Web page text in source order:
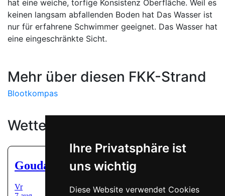
Ihre Privatsphäre ist
uns wichtig
Diese Website verwendet Cookies
hat eine weiche, torfige Konsistenz Oberfläche. Weil es
keinen langsam abfallenden Boden hat Das Wasser ist
nur für erfahrene Schwimmer geeignet. Das Wasser hat
eine eingeschränkte Sicht.
Mehr über diesen FKK-Strand
Blootkompas
Wetter